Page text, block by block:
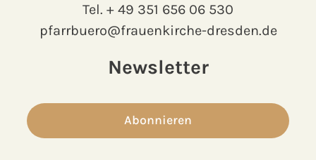
Tel. + 49 351 656 06 530
pfarrbuero@frauenkirche-dresden.de
Newsletter
Abonnieren